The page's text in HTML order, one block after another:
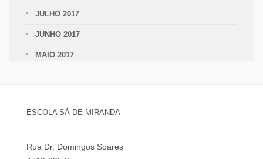
JULHO 2017
JUNHO 2017
MAIO 2017
ESCOLA SÁ DE MIRANDA
Rua Dr. Domingos Soares